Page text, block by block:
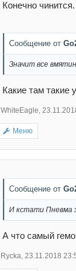
Конечно
Сообщение от
Значит все
Какие там такие
WhiteEagle
Меню
Сообщение от
И кстати Пневма
А что самый
Rycka, 23.11.2018